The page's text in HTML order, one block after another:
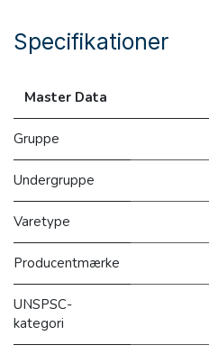
Specifikationer
Master Data
Gruppe
Undergruppe
Varetype
Producentmærke
UNSPSC-
kategori